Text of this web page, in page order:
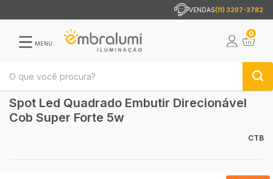
VENDAS(11) 3207-3782
MENU
0
Spot Led Quadrado Embutir Direcionável
Cob Super Forte 5w
CTB